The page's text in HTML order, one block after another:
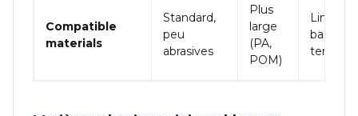
Compatible
materials
Standard,
peu
abrasives
Plus
large
(PA,
POM)
Limité,
basses